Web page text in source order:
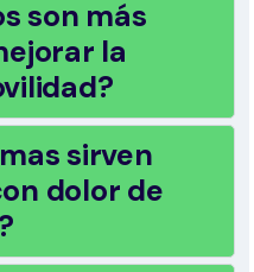
son más
la
sirven
dolor de